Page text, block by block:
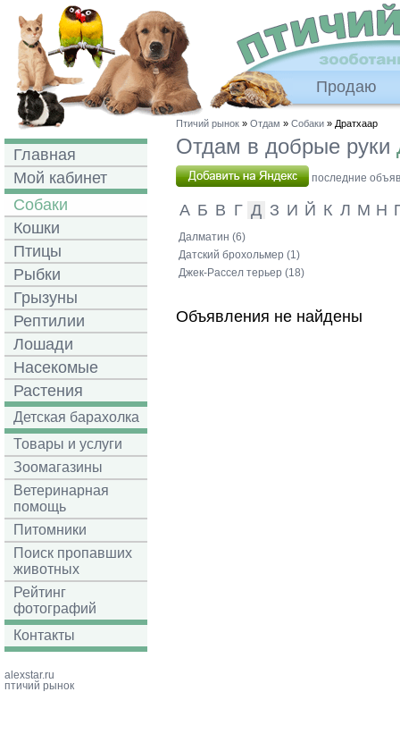
Продаю
Главная
Мой кабинет
Собаки
Кошки
Птицы
Рыбки
Грызуны
Рептилии
Лошади
Насекомые
Растения
Детская барахолка
Товары и услуги
Зоомагазины
Ветеринарная
помощь
Питомники
Поиск пропавших
животных
Рейтинг
фотографий
Контакты
Птичий рынок » Отдам » Собаки » Дратхаар
Отдам в добрые руки
последние
А Б В Г Д З И Й К Л М Н
Далматин (6)
Датский брохольмер (1)
Джек-Рассел терьер (18)
Объявления не найдены
alexstar.ru
птичий рынок